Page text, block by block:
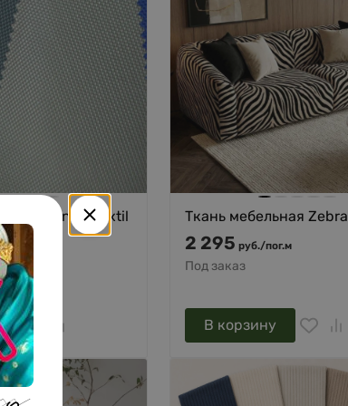
Fanika Textil
Ткань мебельная Zebra
2 295 руб./пог.м
Под заказ
В корзину